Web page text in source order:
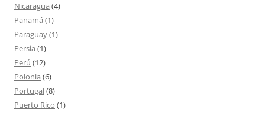
Nicaragua (4)
Panamá (1)
Paraguay(1)
Persia (1)
Perú (12)
Polonia (6)
Portugal(8)
Puerto Rico (1)